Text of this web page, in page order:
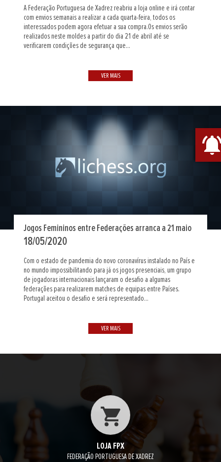
A Federação Portuguesa de Xadrez reabriu a loja online e irá contar
com envios semanais a realizar a cada quarta-feira, todos os
interessados podem agora efetuar a sua compra.Os envios serão
realizados neste moldes a partir do dia 21 de abril até se
verificarem condições de segurança que...
VER MAIS
Jogos Femininos entre Federações arranca a 21 maio
18/05/2020
Com o estado de pandemia do novo coronavírus instalado no País e
no mundo impossibilitando para já os jogos presenciais, um grupo
de jogadoras internacionais lançaram o desafio a algumas
federações para realizarem matches de equipas entre Países.
Portugal aceitou o desafio e será representado...
VER MAIS
LOJA FPX
FEDERAÇÃO PORTUGUESA DE XADREZ